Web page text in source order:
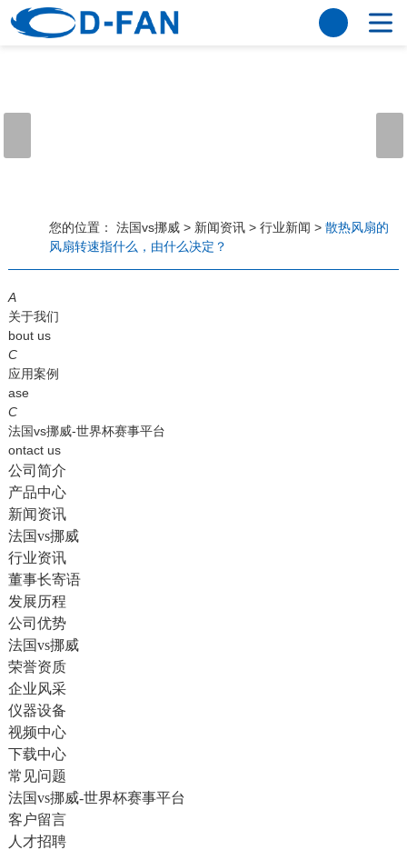
法国vs挪威
应用案例
工程案例
解决方案
新闻资讯
法国vs挪威
行业资讯
常见问题
法国vs挪威-世界杯赛事平台
您的位置： 法国vs挪威> 新闻资讯> 行业新闻 > 散热风扇的
风扇转速指什么，由什么决定？
A
关于我们
bout us
C
应用案例
ase
C
法国vs挪威-世界杯赛事平台
ontact us
公司简介
产品中心
新闻资讯
法国vs挪威
行业资讯
董事长寄语
发展历程
公司优势
法国vs挪威
荣誉资质
企业风采
仪器设备
视频中心
下载中心
常见问题
法国vs挪威-世界杯赛事平台
客户留言
人才招聘